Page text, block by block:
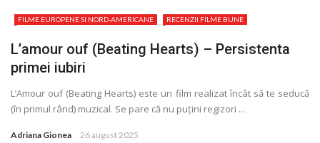
FILME EUROPENE SI NORD-AMERICANE RECENZII FILME BUNE
L’amour ouf (Beating Hearts) – Persistenta
primei iubiri
L’Amour ouf (Beating Hearts) este un film realizat încât să te seducă
(în primul rând) muzical. Se pare că nu puţini regizori ...
Adriana Gionea 26 august 2025